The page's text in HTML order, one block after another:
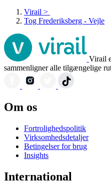
Virail >
Tog Frederiksberg - Vejle
Virail
sammenligner alle tilgængelige
Om os
Fortrolighedspolitik
Virksomhedsdetaljer
Betingelser for brug
Insights
International